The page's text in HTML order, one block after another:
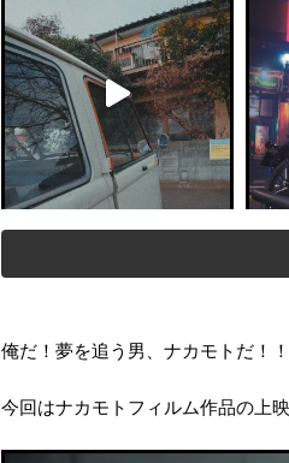
俺だ！夢を追う男、ナカモトだ！！
今回はナカモトフィルム作品の上